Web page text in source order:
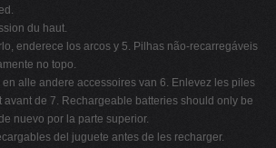
du haut.
enderece los arcos y 5. Pilhas não-recarregáveis
no topo.
alle andere accessoires van 6. Enlevez les piles
de 7. Rechargeable batteries should only be
nuevo por la parte superior.
del juguete antes de les recharger.